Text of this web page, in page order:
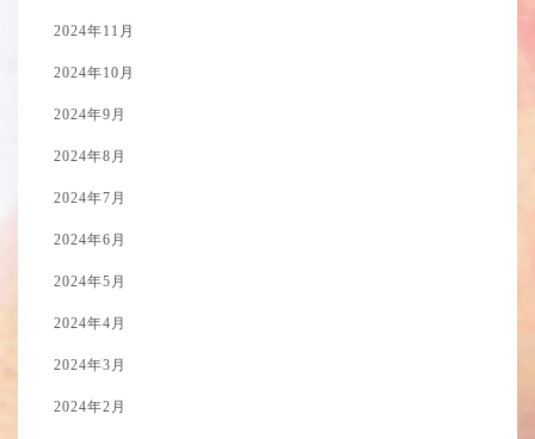
2024年11月
2024年10月
2024年9月
2024年8月
2024年7月
2024年6月
2024年5月
2024年4月
2024年3月
2024年2月